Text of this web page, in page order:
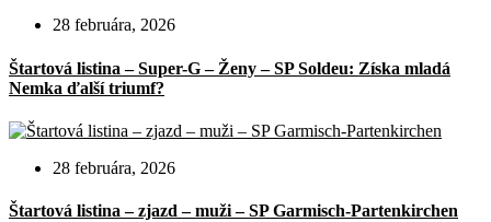
28 februára, 2026
Štartová listina – Super-G – Ženy – SP Soldeu: Získa mladá
Nemka ďalší triumf?
28 februára, 2026
Štartová listina – zjazd – muži – SP Garmisch-Partenkirchen